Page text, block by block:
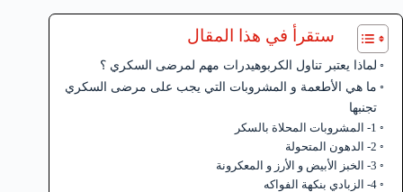
ستقرأ في هذا المقال
لماذا يعتبر تناول الكربوهيدرات مهم لمرضى السكري ؟
ما هي الأطعمة و المشروبات التي يجب على مرضى السكري
تجنبها
1- المشروبات المحلاة بالسكر
2- الدهون المتحولة
3- الخبز الأبيض و الأرز و المعكرونة
4- الزبادي بنكهة الفواكه